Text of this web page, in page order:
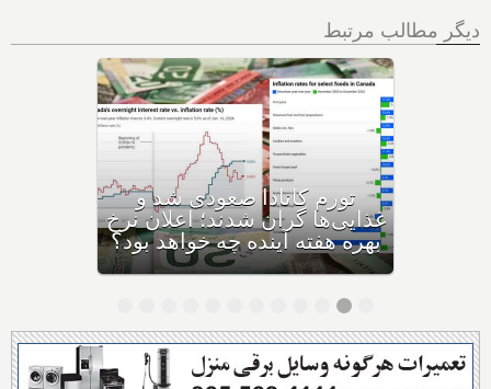
دیگر مطالب مرتبط
فردا آخرین روز بازپرداخت وام
۶۰,۰۰۰ دلاری بیزینس‌های
کاناداست؛ نیمی از بیزینس‌ها در
حال ورشکستگی هستند